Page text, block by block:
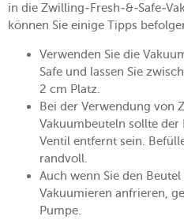
in die Zwilling-Fresh-&-Safe-
können Sie einige Tipps
Verwenden Sie die
Safe und lassen Sie
2 cm Platz.
Bei der Verwendung von
Vakuumbeuteln sollte
Ventil entfernt sein.
randvoll.
Auch wenn Sie den
Vakuumieren anfrieren,
Pumpe.